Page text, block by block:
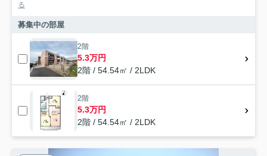
る
募集中の部屋
2階
5.3万円
2階 / 54.54㎡ / 2LDK
2階
5.3万円
2階 / 54.54㎡ / 2LDK